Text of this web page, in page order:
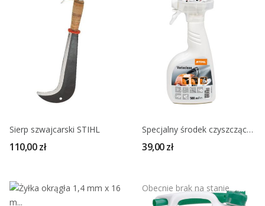
Sierp szwajcarski STIHL
110,00 zł
Specjalny środek czyszczący STIHL Varioclean
39,00 zł
Obecnie brak na stanie